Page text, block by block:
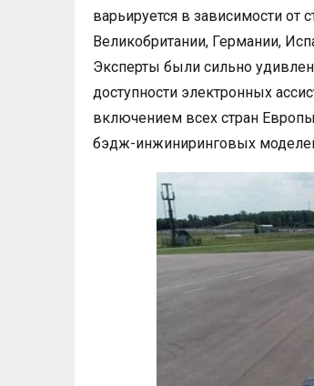
варьируется в зависимости от
Великобритании, Германии,
Эксперты были сильно
доступности электронных
включением всех стран
бэдж-инжиниринговых